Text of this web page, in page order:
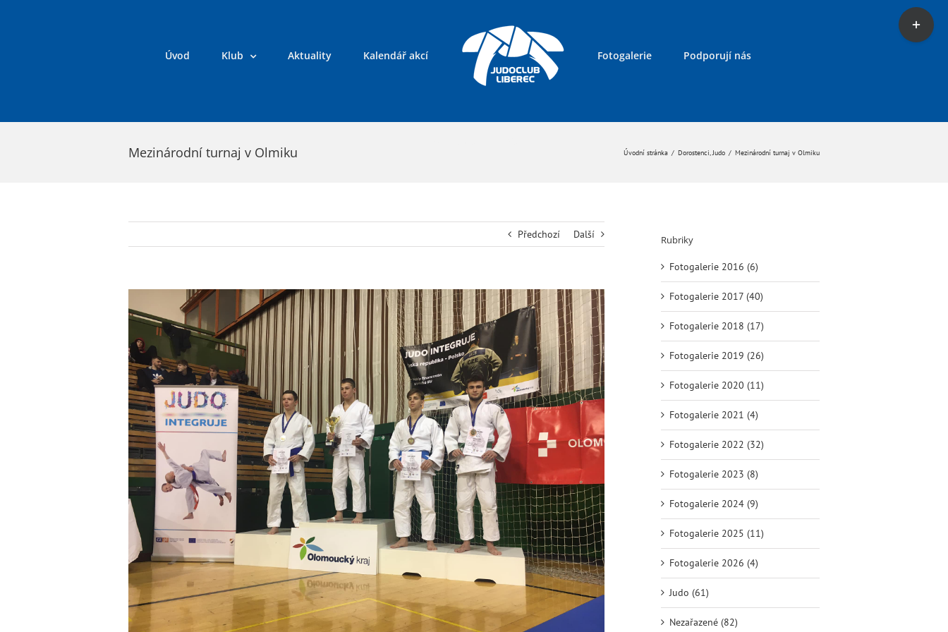
Úvod Klub Aktuality Kalendář akcí Fotogalerie Podporují nás
Mezinárodní turnaj v Olmiku Úvodní stránka / Dorostenci Judo / Mezinárodní turnaj v Olmiku
Předchozí Další
větší
obrázek
Rubriky
Fotogalerie 2016 (6)
Fotogalerie 2017 (40)
Fotogalerie 2018 (17)
Fotogalerie 2019 (26)
Fotogalerie 2020 (11)
Fotogalerie 2021 (4)
Fotogalerie 2022 (32)
Fotogalerie 2023 (8)
Fotogalerie 2024 (9)
Fotogalerie 2025 (11)
Fotogalerie 2026 (4)
Judo (61)
Nezařazené (82)
Toggle
Sliding
Bar